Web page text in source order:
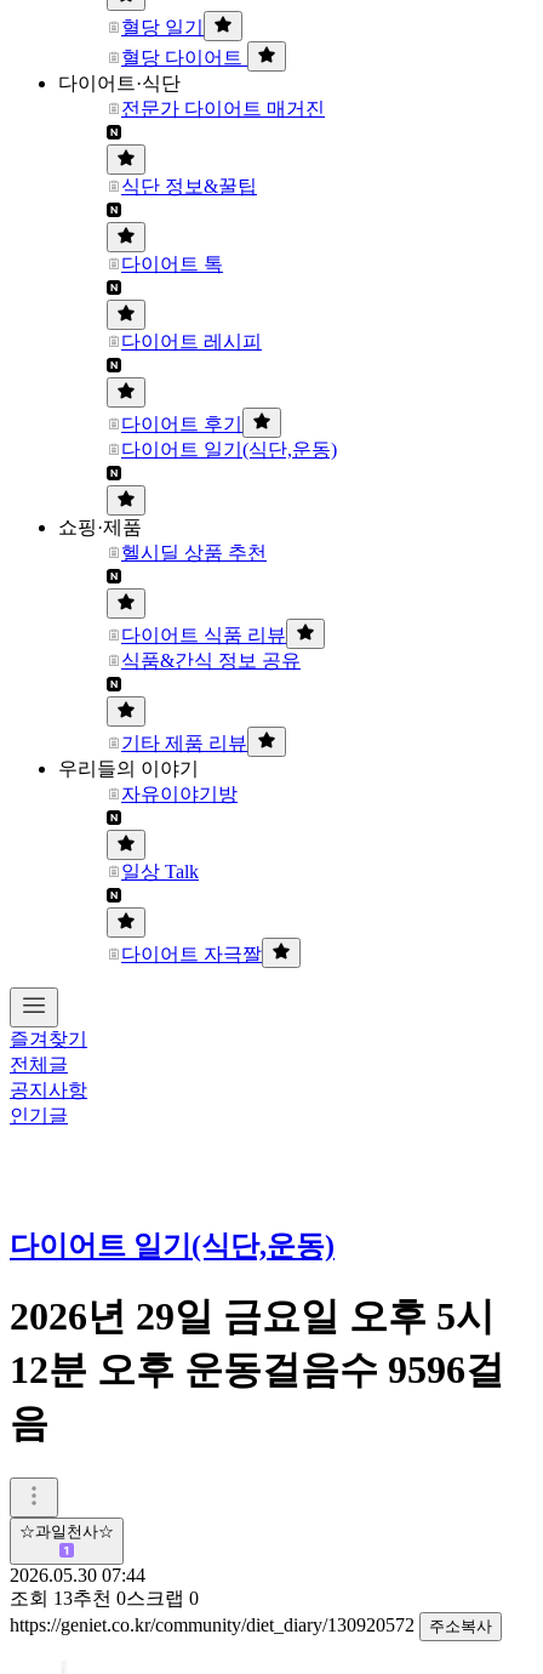
혈당 일기
혈당 다이어트
다이어트·식단
전문가 다이어트 매거진
식단 정보&꿀팁
다이어트 톡
다이어트 레시피
다이어트 후기
다이어트 일기(식단,운동)
쇼핑·제품
헬시딜 상품 추천
다이어트 식품 리뷰
식품&간식 정보 공유
기타 제품 리뷰
우리들의 이야기
자유이야기방
일상 Talk
다이어트 자극짤
즐겨찾기
전체글
공지사항
인기글
다이어트 일기(식단,운동)
2026년 29일 금요일 오후 5시
12분 오후 운동걸음수 9596걸
음
☆과일천사☆
2026.05.30 07:44
조회 13추천 0스크랩 0
https://geniet.co.kr/community/diet_diary/130920572
주소복사